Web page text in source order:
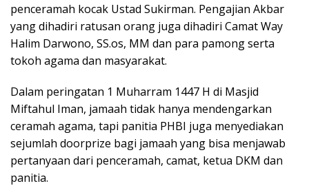
penceramah kocak Ustad Sukirman. Pengajian Akbar
yang dihadiri ratusan orang juga dihadiri Camat Way
Halim Darwono, SS.os, MM dan para pamong serta
tokoh agama dan masyarakat.
Dalam peringatan 1 Muharram 1447 H di Masjid
Miftahul Iman, jamaah tidak hanya mendengarkan
ceramah agama, tapi panitia PHBI juga menyediakan
sejumlah doorprize bagi jamaah yang bisa menjawab
pertanyaan dari penceramah, camat, ketua DKM dan
panitia.